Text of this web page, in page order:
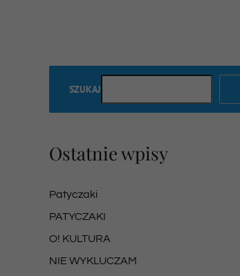
SZUKAJ
Ostatnie wpisy
Patyczaki
PATYCZAKI
O! KULTURA
NIE WYKLUCZAM